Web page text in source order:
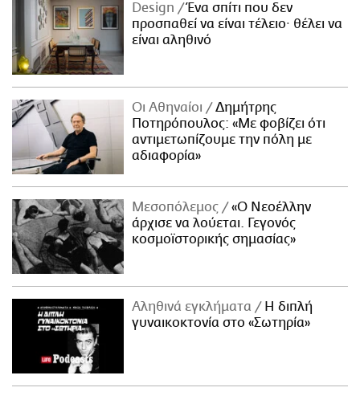
Design
Ένα σπίτι που δεν
προσπαθεί να είναι τέλειο· θέλει να
είναι αληθινό
Οι Αθηναίοι
Δημήτρης
Ποτηρόπουλος: «Με φοβίζει ότι
αντιμετωπίζουμε την πόλη με
αδιαφορία»
Μεσοπόλεμος
«Ο Νεοέλλην
άρχισε να λούεται. Γεγονός
κοσμοϊστορικής σημασίας»
Αληθινά εγκλήματα
Η διπλή
γυναικοκτονία στο «Σωτηρία»